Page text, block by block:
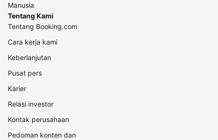
Manusia
Tentang Kami
Tentang Booking.com
Cara kerja kami
Keberlanjutan
Pusat pers
Karier
Relasi investor
Kontak perusahaan
Pedoman konten dan